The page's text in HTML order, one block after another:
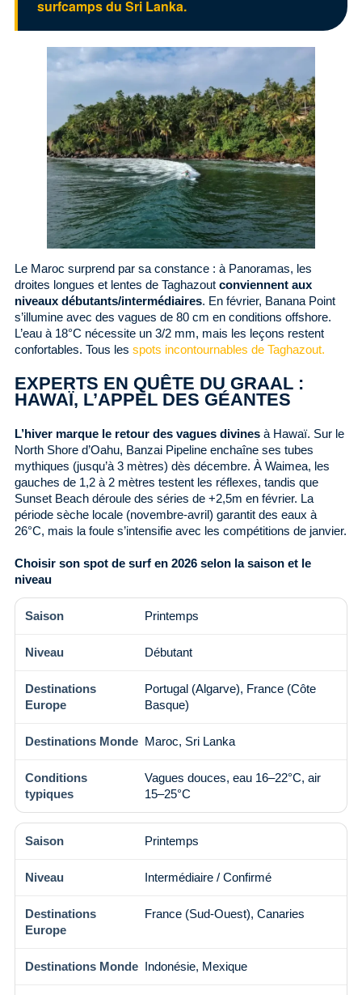
surfcamps du Sri Lanka.
Le Maroc surprend par sa constance : à Panoramas, les
droites longues et lentes de Taghazout conviennent aux
niveaux débutants/intermédiaires. En février, Banana Point
s’illumine avec des vagues de 80 cm en conditions offshore.
L’eau à 18°C nécessite un 3/2 mm, mais les leçons restent
confortables. Tous les spots incontournables de Taghazout.
EXPERTS EN QUÊTE DU GRAAL :
HAWAÏ, L’APPEL DES GÉANTES
L’hiver marque le retour des vagues divines à Hawaï. Sur le
North Shore d’Oahu, Banzai Pipeline enchaîne ses tubes
mythiques (jusqu’à 3 mètres) dès décembre. À Waimea, les
gauches de 1,2 à 2 mètres testent les réflexes, tandis que
Sunset Beach déroule des séries de +2,5m en février. La
période sèche locale (novembre-avril) garantit des eaux à
26°C, mais la foule s’intensifie avec les compétitions de janvier.
Choisir son spot de surf en 2026 selon la saison et le
niveau
Printemps
Débutant
Portugal (Algarve), France (Côte
Basque)
Maroc, Sri Lanka
Vagues douces, eau 16–22°C, air
15–25°C
Printemps
Intermédiaire / Confirmé
France (Sud-Ouest), Canaries
Indonésie, Mexique